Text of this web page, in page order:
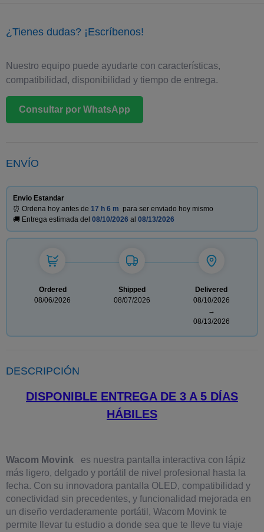
¿Tienes dudas? ¡Escríbenos!
Nuestro equipo puede ayudarte con características,
compatibilidad, disponibilidad y tiempo de entrega.
Consultar por WhatsApp
ENVÍO
Envio Estandar
⏰ Ordena hoy antes de 17 h 6 m para ser enviado hoy mismo
🚚 Entrega estimada del 08/10/2026 al 08/13/2026
Ordered
08/06/2026
Shipped
08/07/2026
Delivered
08/10/2026
→
08/13/2026
DESCRIPCIÓN
DISPONIBLE ENTREGA DE 3 A 5 DÍAS
HÁBILES
Wacom Movink
es nuestra pantalla interactiva con lápiz
más ligero, delgado y portátil de nivel profesional hasta la
fecha. Con su innovadora pantalla OLED, compatibilidad y
conectividad sin precedentes, y funcionalidad mejorada en
un diseño verdaderamente portátil, Wacom Movink te
permite llevar tu estudio a donde sea que te lleve tu viaje